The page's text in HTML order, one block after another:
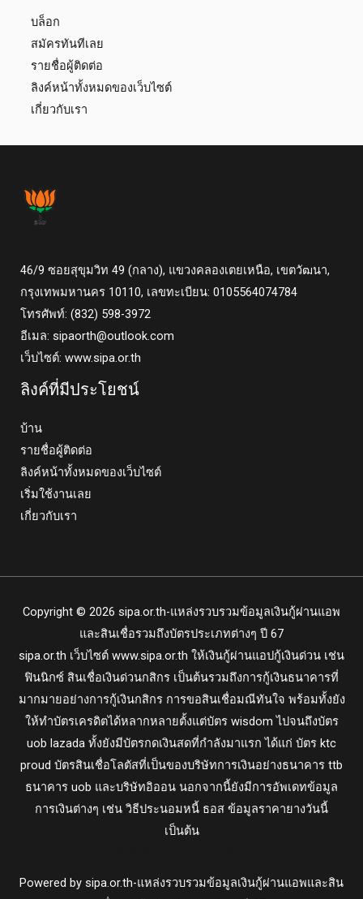
บล็อก
สมัครทันทีเลย
รายชื่อผู้ติดต่อ
ลิงค์หน้าทั้งหมดของเว็บไซต์
เกี่ยวกับเรา
46/9 ซอยสุขุมวิท 49 (กลาง), แขวงคลองเตยเหนือ, เขตวัฒนา,
กรุงเทพมหานคร 10110, เลขทะเบียน: 0105564074784
โทรศัพท์: (832) 598-3972
อีเมล: sipaorth@outlook.com
เว็บไซต์: www.sipa.or.th
ลิงค์ที่มีประโยชน์
บ้าน
รายชื่อผู้ติดต่อ
ลิงค์หน้าทั้งหมดของเว็บไซต์
เริ่มใช้งานเลย
เกี่ยวกับเรา
Copyright © 2026 sipa.or.th-แหล่งรวบรวมข้อมูลเงินกู้ผ่านแอพ
และสินเชื่อรวมถึงบัตรประเภทต่างๆ ปี 67
sipa.or.th เว็บไซต์ www.sipa.or.th ให้เงินกู้ผ่านแอปกู้เงินด่วน เช่น
ฟินนิกซ์ สินเชื่อเงินด่วนกสิกร เป็นต้นรวมถึงการกู้เงินธนาคารที่
มากมายอย่างการกู้เงินกสิกร การขอสินเชื่อมณีทันใจ พร้อมทั้งยัง
ให้ทำบัตรเครดิตได้หลากหลายตั้งแต่บัตร wisdom ไปจนถึงบัตร
uob lazada ทั้งยังมีบัตรกดเงินสดที่กำลังมาแรก ได้แก่ บัตร ktc
proud บัตรสินเชื่อโลตัสที่เป็นของบริษัทการเงินอย่างธนาคาร ttb
ธนาคาร uob และบริษัทอิออน นอกจากนี้ยังมีการอัพเดทข้อมูล
การเงินต่างๆ เช่น วิธีประนอมหนี้ ธอส ข้อมูลราคายางวันนี้
เป็นต้น
Powered by sipa.or.th-แหล่งรวบรวมข้อมูลเงินกู้ผ่านแอพและสิน